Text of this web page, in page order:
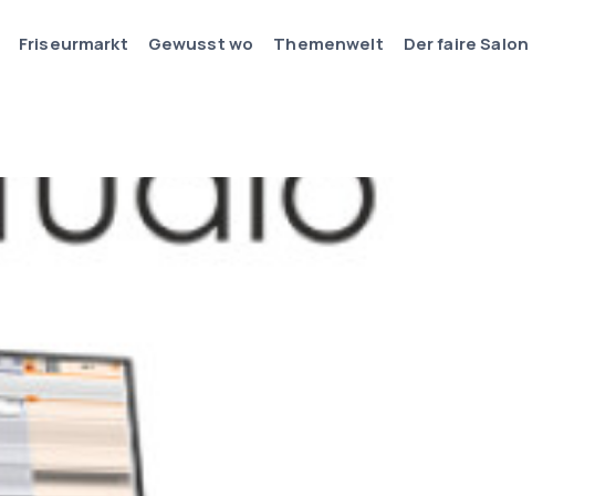
Friseurmarkt Gewusst wo Themenwelt Der faire Salon